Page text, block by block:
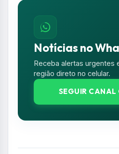
Notícias no
Receba alertas urgentes
região direto no celular.
SEGUIR CANAL